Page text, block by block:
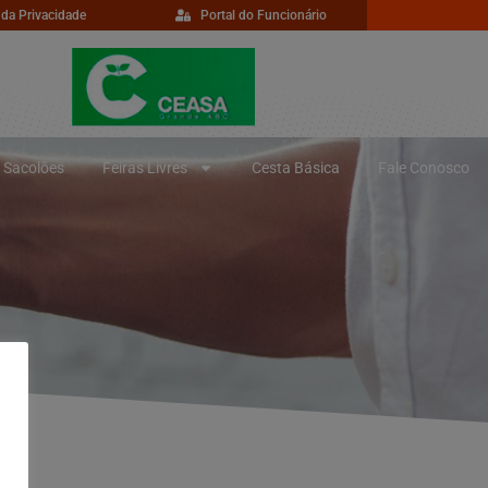
Privacidade Portal do Funcionário
Sacolões Feiras Livres Cesta Básica Fale Conosco